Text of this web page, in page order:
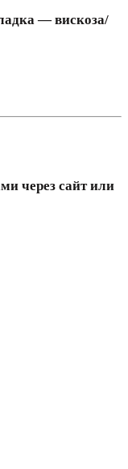
— вискоза/
через сайт или